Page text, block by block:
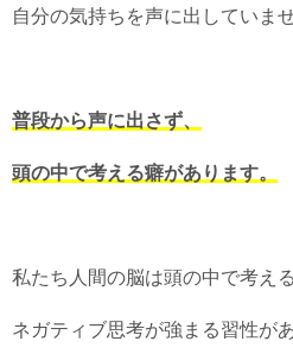
自分の気持ちを声に出していませ
普段から声に出さず、
頭の中で考える癖があります。
私たち人間の脳は頭の中で考える
ネガティブ思考が強まる習性が